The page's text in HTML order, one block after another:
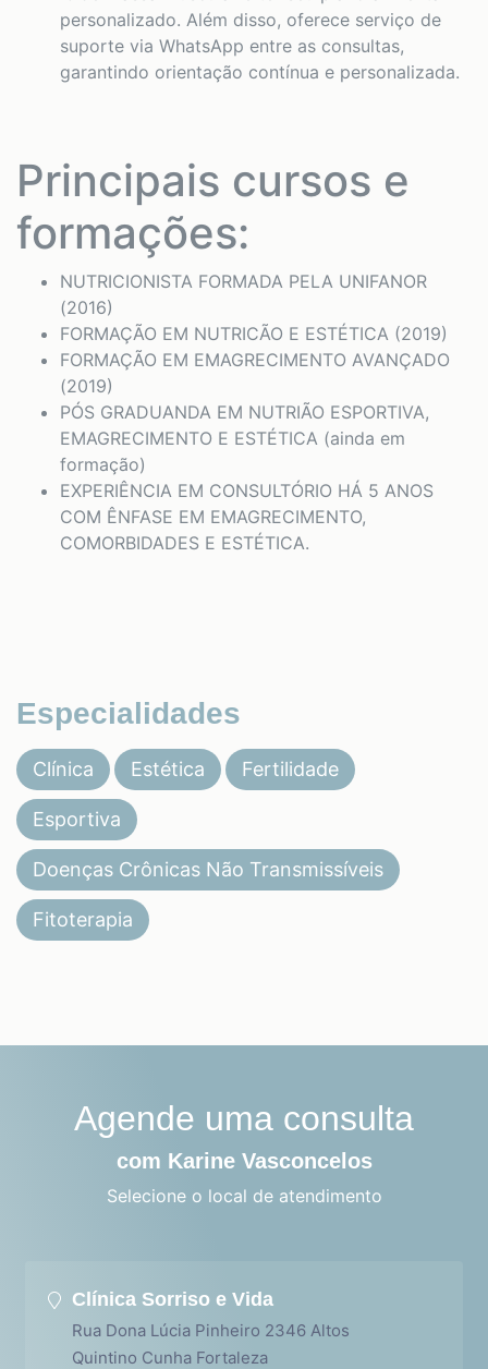
personalizado. Além disso, oferece serviço de
suporte via WhatsApp entre as consultas,
garantindo orientação contínua e personalizada.
Principais cursos e
formações:
NUTRICIONISTA FORMADA PELA UNIFANOR
(2016)
FORMAÇÃO EM NUTRICÃO E ESTÉTICA (2019)
FORMAÇÃO EM EMAGRECIMENTO AVANÇADO
(2019)
PÓS GRADUANDA EM NUTRIÃO ESPORTIVA,
EMAGRECIMENTO E ESTÉTICA (ainda em
formação)
EXPERIÊNCIA EM CONSULTÓRIO HÁ 5 ANOS
COM ÊNFASE EM EMAGRECIMENTO,
COMORBIDADES E ESTÉTICA.
Especialidades
Clínica Estética Fertilidade
Esportiva
Doenças Crônicas Não Transmissíveis
Fitoterapia
Agende uma consulta
com Karine Vasconcelos
Selecione o local de atendimento
Clínica Sorriso e Vida
Rua Dona Lúcia Pinheiro 2346 Altos
Quintino Cunha Fortaleza